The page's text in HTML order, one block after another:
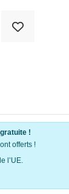
!
offerts !
l’UE.